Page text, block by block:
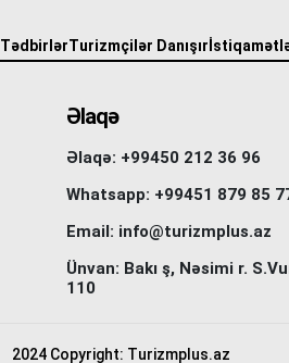
TədbirlərTurizmçilər Danışır
Əlaqə
Əlaqə: +99450 212 36 96
Whatsapp: +99451 879 85
Email: info@turizmplus.az
Ünvan: Bakı ş, Nəsimi r.
110
2024 Copyright: Turizmplus.az